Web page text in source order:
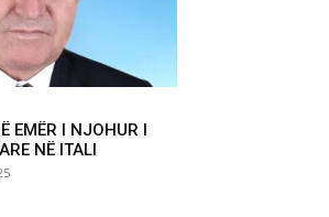
EMËR I NJOHUR I
NË ITALI